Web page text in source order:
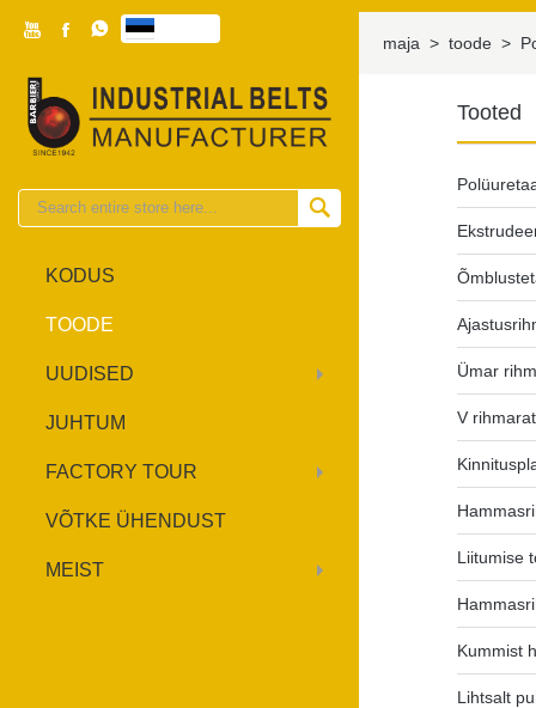
  

KODUS
TOODE
UUDISED
JUHTUM
FACTORY TOUR
VÕTKE ÜHENDUST
MEIST
maja > toode >
Tooted
Ümar
V
Liitumise
Kummist
Lihtsalt